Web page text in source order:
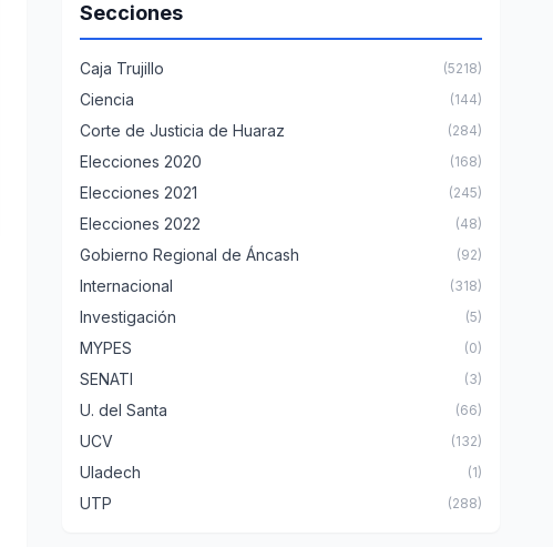
Secciones
Caja Trujillo (5218)
Ciencia (144)
Corte de Justicia de Huaraz (284)
Elecciones 2020 (168)
Elecciones 2021 (245)
Elecciones 2022 (48)
Gobierno Regional de Áncash (92)
Internacional (318)
Investigación (5)
MYPES (0)
SENATI (3)
U. del Santa (66)
UCV (132)
Uladech (1)
UTP (288)